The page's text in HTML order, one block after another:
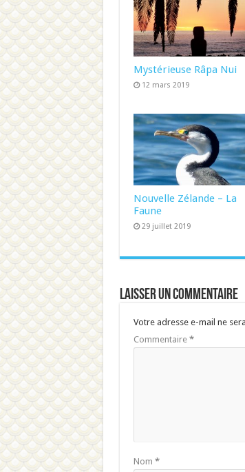
Mystérieuse Râpa Nui
12 mars 2019
Nouvelle Zélande – La
Faune
29 juillet 2019
Laisser un commentaire
Votre adresse e-mail ne
Commentaire *
Nom *